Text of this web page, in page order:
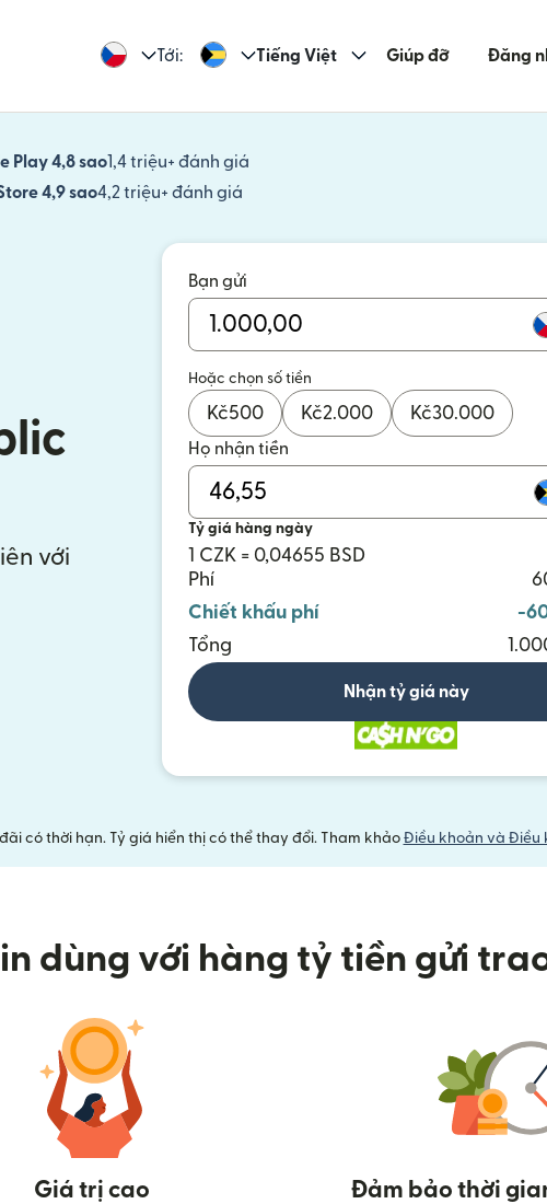
Tới: Tiếng Việt Giúp đỡ Đăng
Play 4,8 sao1,4 triệu+ đánh giá
4,9 sao4,2 triệu+ đánh giá
với
Bạn gửi
Hoặc chọn số tiền
Kč500 Kč2.000 Kč30.000
Họ nhận tiền
Tỷ giá hàng ngày
1 CZK = 0,04655 BSD
Phí
Chiết khấu phí
-
Tổng
Nhận tỷ giá này
có thời hạn. Tỷ giá hiển thị có thể thay đổi. Tham khảo Điều khoản và Điều
dùng với hàng tỷ tiền gửi
Giá trị cao Đảm bảo thời